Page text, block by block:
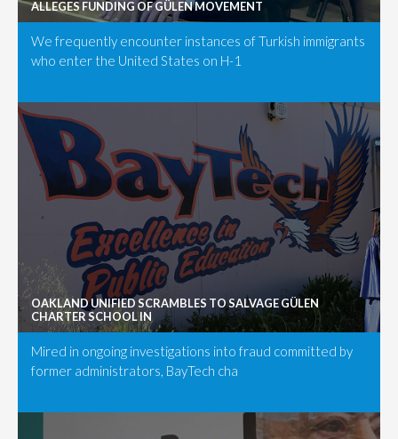
ALLEGES FUNDING OF GÜLEN MOVEMENT
We frequently encounter instances of Turkish immigrants
who enter the United States on H-1
OAKLAND UNIFIED SCRAMBLES TO SALVAGE GÜLEN
CHARTER SCHOOL IN
Mired in ongoing investigations into fraud committed by
former administrators, BayTech cha